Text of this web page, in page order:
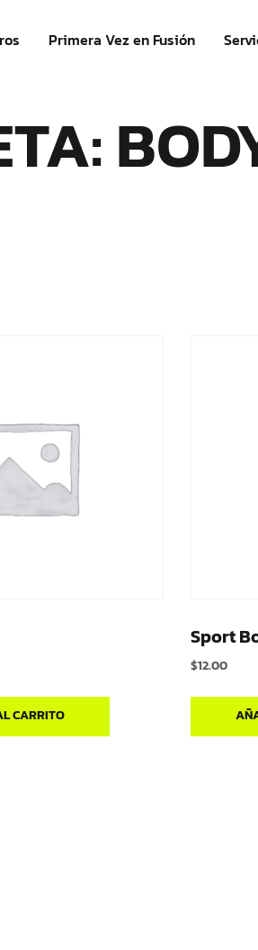
Primera Vez en Fusión
CARRITO
Sport
$12.00